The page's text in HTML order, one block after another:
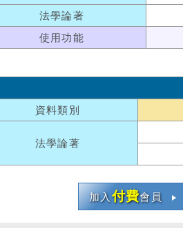
法學論著
使用功能
資料類別
法學論著
加入付費會員